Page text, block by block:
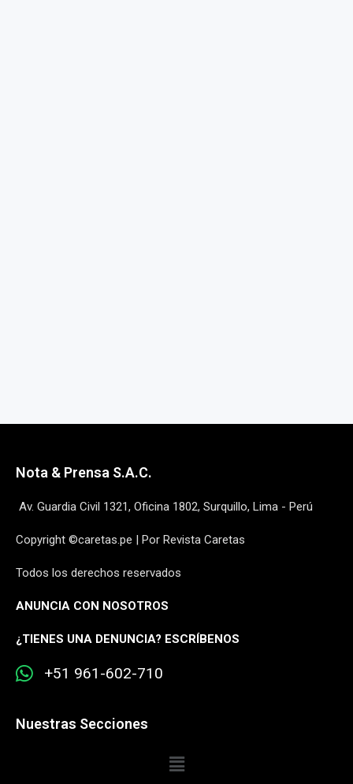
Nota & Prensa S.A.C.
Av. Guardia Civil 1321, Oficina 1802, Surquillo, Lima - Perú
Copyright ©caretas.pe | Por Revista Caretas
Todos los derechos reservados
ANUNCIA CON NOSOTROS
¿TIENES UNA DENUNCIA? ESCRÍBENOS
+51 961-602-710
Nuestras Secciones